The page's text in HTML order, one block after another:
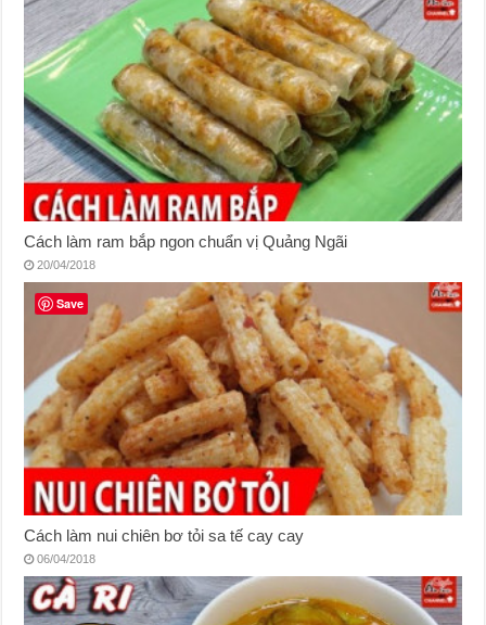
Cách làm ram bắp ngon chuẩn vị Quảng Ngãi
20/04/2018
Cách làm nui chiên bơ tỏi sa tế cay cay
06/04/2018
Save